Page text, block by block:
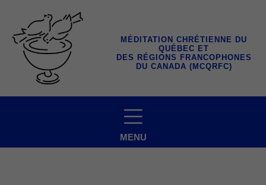
contenu
MÉDITATION CHRÉTIENNE DU
QUÉBEC ET
DES RÉGIONS FRANCOPHONES
DU CANADA (MCQRFC)
MENU